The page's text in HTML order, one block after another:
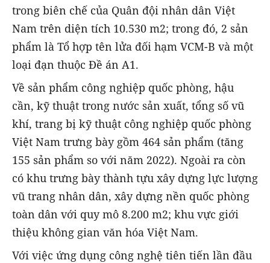
trong biên chế của Quân đội nhân dân Việt
Nam trên diện tích 10.530 m2; trong đó, 2 sản
phẩm là Tổ hợp tên lửa đối hạm VCM-B và một
loại đạn thuộc Đề án A1.
Về sản phẩm công nghiệp quốc phòng, hậu
cần, kỹ thuật trong nước sản xuất, tổng số vũ
khí, trang bị kỹ thuật công nghiệp quốc phòng
Việt Nam trưng bày gồm 464 sản phẩm (tăng
155 sản phẩm so với năm 2022). Ngoài ra còn
có khu trưng bày thành tựu xây dựng lực lượng
vũ trang nhân dân, xây dựng nền quốc phòng
toàn dân với quy mô 8.200 m2; khu vực giới
thiệu không gian văn hóa Việt Nam.
Với việc ứng dụng công nghệ tiên tiến lần đầu